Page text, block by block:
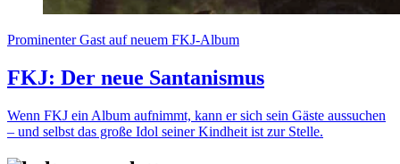
Prominenter Gast auf neuem FKJ-Album
FKJ: Der neue Santanismus
Wenn FKJ ein Album aufnimmt, kann er sich sein Gäste aussuchen
– und selbst das große Idol seiner Kindheit ist zur Stelle.